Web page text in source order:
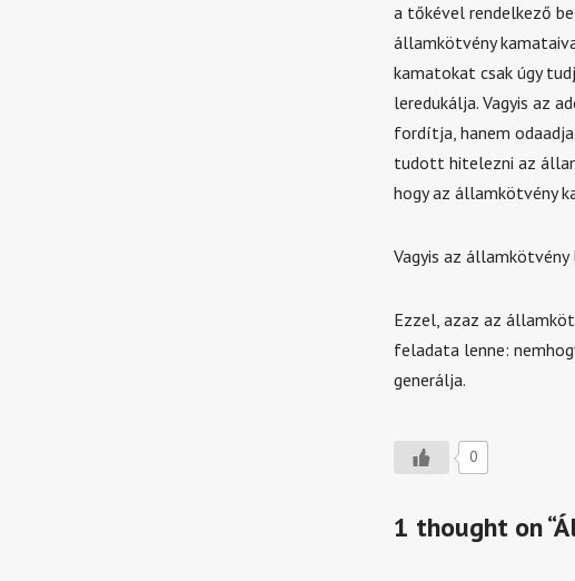
a tőkével rendelkező
államkötvény
kamatokat csak úgy
leredukálja. Vagyis az
fordítja, hanem
tudott hitelezni az
hogy az államkötvény
Vagyis az
Ezzel, azaz az
feladata lenne:
generálja.
0
1 thought on